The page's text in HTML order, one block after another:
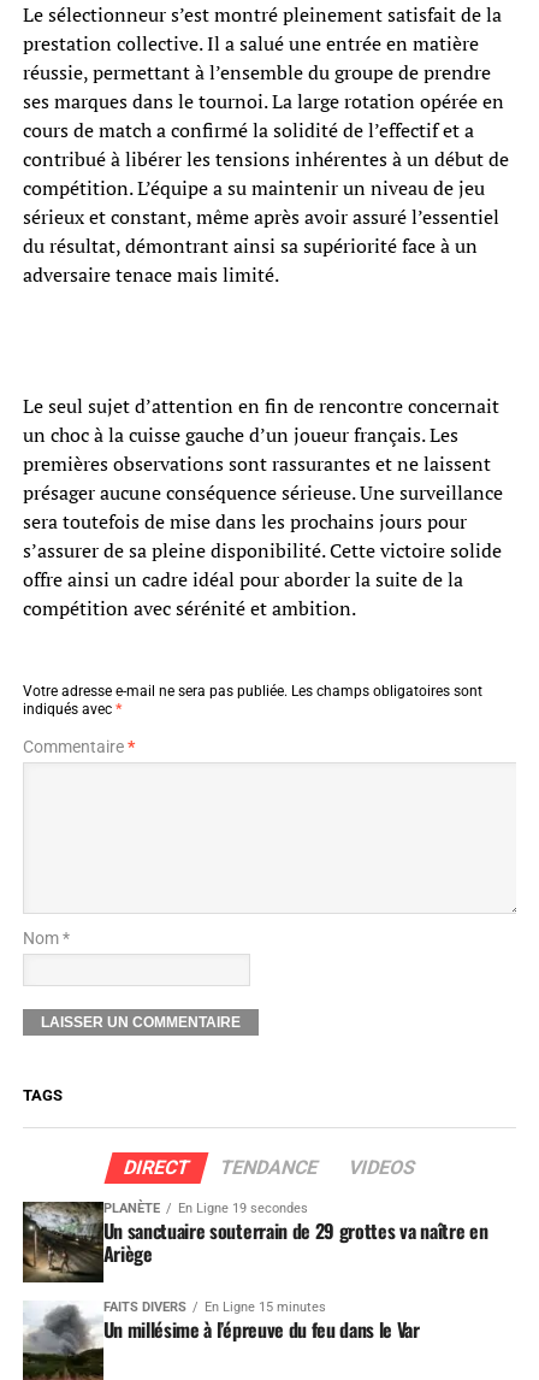
Le sélectionneur s’est montré pleinement satisfait de la
prestation collective. Il a salué une entrée en matière
réussie, permettant à l’ensemble du groupe de prendre
ses marques dans le tournoi. La large rotation opérée en
cours de match a confirmé la solidité de l’effectif et a
contribué à libérer les tensions inhérentes à un début de
compétition. L’équipe a su maintenir un niveau de jeu
sérieux et constant, même après avoir assuré l’essentiel
du résultat, démontrant ainsi sa supériorité face à un
adversaire tenace mais limité.
Le seul sujet d’attention en fin de rencontre concernait
un choc à la cuisse gauche d’un joueur français. Les
premières observations sont rassurantes et ne laissent
présager aucune conséquence sérieuse. Une surveillance
sera toutefois de mise dans les prochains jours pour
s’assurer de sa pleine disponibilité. Cette victoire solide
offre ainsi un cadre idéal pour aborder la suite de la
compétition avec sérénité et ambition.
Votre adresse e-mail ne sera pas publiée. Les champs obligatoires sont
indiqués avec *
Commentaire*
Nom *
TAGS
DIRECT TENDANCE VIDEOS
PLANÈTE En Ligne 19 secondes
Un sanctuaire souterrain de 29 grottes va naître en
Ariège
FAITS DIVERS En Ligne 15 minutes
Un millésime à l’épreuve du feu dans le Var